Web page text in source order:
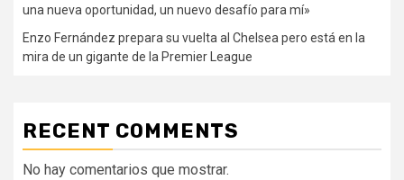
una nueva oportunidad, un nuevo desafío para mí»
Enzo Fernández prepara su vuelta al Chelsea pero está en la
mira de un gigante de la Premier League
RECENT COMMENTS
No hay comentarios que mostrar.